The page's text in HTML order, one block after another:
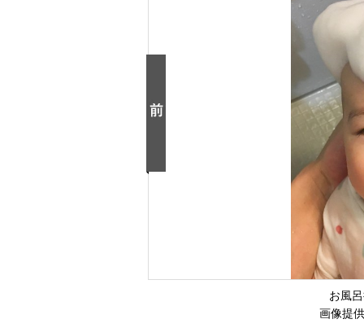
お風
画像提